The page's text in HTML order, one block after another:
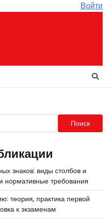
Войти
Поиск
знаков: виды столбов и
нормативные требования
теория, практика первой
к экзаменам